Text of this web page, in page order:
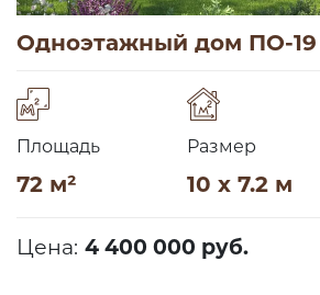
Одноэтажный дом ПО-19
Площадь
72 м²
Размер
10 x 7.2 м
Цена: 4 400 000 руб.